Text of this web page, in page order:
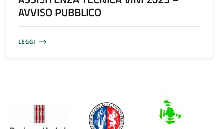
AVVISO PUBBLICO
LEGGI